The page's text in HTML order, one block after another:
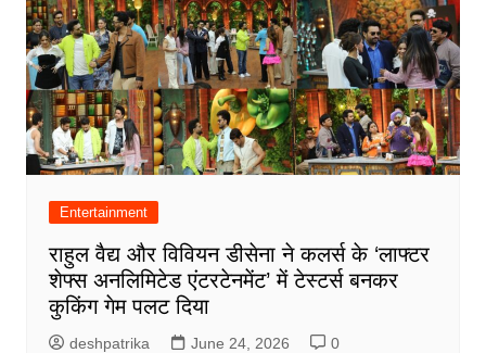
Entertainment
राहुल वैद्य और विवियन डीसेना ने कलर्स के ‘लाफ्टर
शेफ्स अनलिमिटेड एंटरटेनमेंट’ में टेस्टर्स बनकर
कुकिंग गेम पलट दिया
deshpatrika June 24, 2026 0